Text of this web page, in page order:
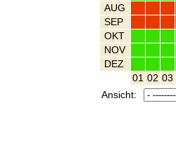
AUG
SEP
OKT
NOV
DEZ
01 02 03
Ansicht: